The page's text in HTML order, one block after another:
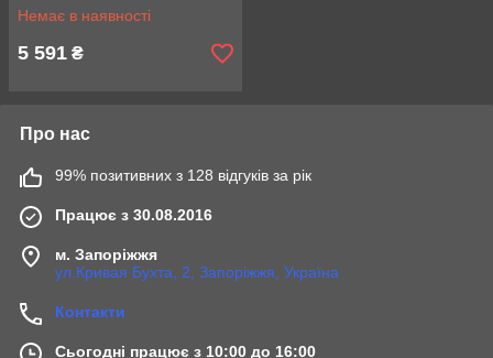
Немає в наявності
5 591 ₴
Про нас
99% позитивних з 128 відгуків за рік
Працює з 30.08.2016
м. Запоріжжя
ул.Кривая Бухта, 2, Запоріжжя, Україна
Контакти
Сьогодні працює з 10:00 до 16:00